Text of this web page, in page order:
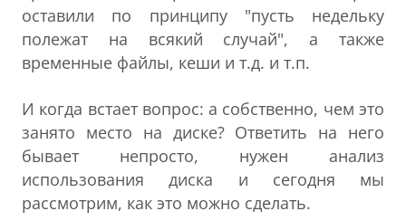
оставили по принципу "пусть недельку
полежат на всякий случай", а также
временные файлы, кеши и т.д. и т.п.
И когда встает вопрос: а собственно, чем это
занято место на диске? Ответить на него
бывает непросто, нужен анализ
использования диска и сегодня мы
рассмотрим, как это можно сделать.